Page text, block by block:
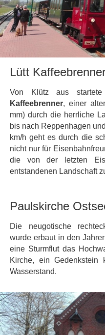
Lütt
Von Klütz aus
Kaffeebrenner, einer
mm) durch die herrliche
bis nach Reppenhagen
km/h geht es durch die
nicht nur für
die von der letzten
entstandenen Landschaft
Paulskirche
Die neugotische
wurde erbaut in den
eine Sturmflut das
Kirche, ein Gedenkstein
Wasserstand.